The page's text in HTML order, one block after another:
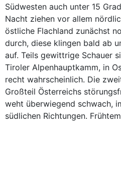
Südwesten auch unter 15
Nacht ziehen vor allem
östliche Flachland zunächst
durch, diese klingen bald ab
auf. Teils gewittrige Schauer
Tiroler Alpenhauptkamm, in
recht wahrscheinlich. Die
Großteil Österreichs
weht überwiegend schwach,
südlichen Richtungen.